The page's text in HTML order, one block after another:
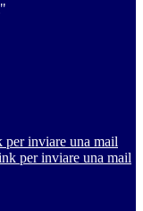
per inviare una mail
per inviare una mail